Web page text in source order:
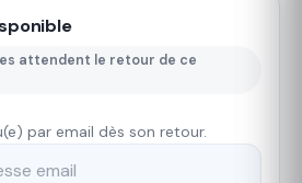
attendent le retour de ce
par email dès son retour.